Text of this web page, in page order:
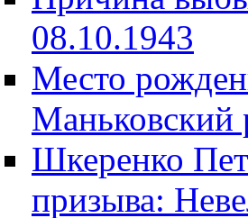
08.10.1943
Место
Маньковский
Шкеренко
призыва: